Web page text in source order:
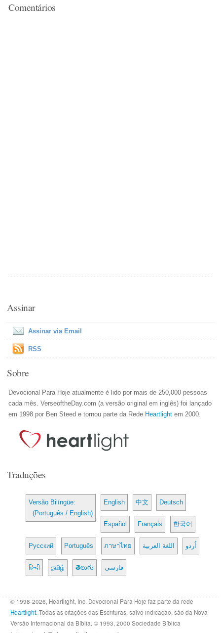
Comentários
Assinar
Assinar via Email
RSS
Sobre
Devocional Para Hoje atualmente é lido por mais de 250,000 pessoas
cada mês. VerseoftheDay.com (a versão original em inglês) foi lançado
em 1998 por Ben Steed e tornou parte da Rede Heartlight em 2000.
Traduções
Versão Bilíngüe:
(Português / English)
English 中文 Deutsch
Español Français 한국어
Русский Português ภาษาไทย اللغة العربية اُردو
हिन्दी தமிழ் తెలుగు فارسی
© 1998-2026, Heartlight, Inc. Devocional Para Hoje faz parte da rede
Heartlight. Todas as citações das Escrituras, salvo indicação, são da Nova
Versão Internacional da Bíblia. © 1993, 2000 Sociedade Bíblica